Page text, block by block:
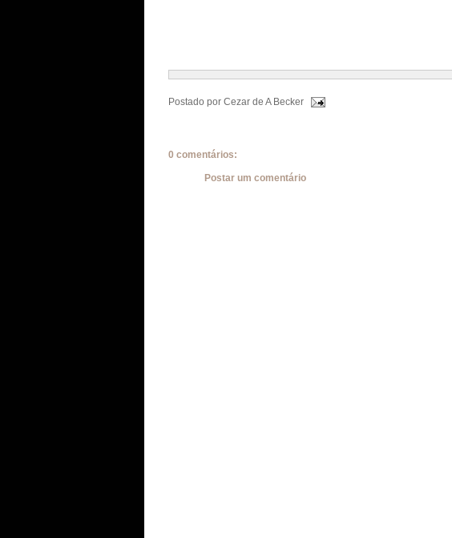
Postado por Cezar de A Becker
0 comentários:
Postar um comentário